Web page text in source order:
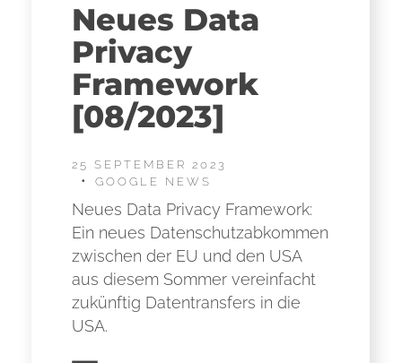
Neues Data
Privacy
Framework
[08/2023]
25 SEPTEMBER 2023
GOOGLE NEWS
Neues Data Privacy Framework:
Ein neues Datenschutzabkommen
zwischen der EU und den USA
aus diesem Sommer vereinfacht
zukünftig Datentransfers in die
USA.